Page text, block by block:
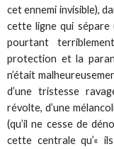
cet ennemi invisible),
cette ligne qui sépare
pourtant
protection et la
n’était
d’une tristesse
révolte, d’une
(qu’il ne cesse de
cette centrale qu’«